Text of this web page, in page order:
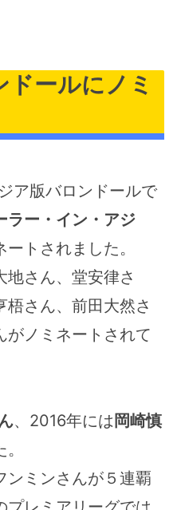
ールにノミ
ア版バロンドールで
ラー・イン・アジ
トされました。
地さん、堂安律さ
梧さん、前田大然さ
がノミネートされて
、2016年には岡崎慎
ンミンさんが５連覇